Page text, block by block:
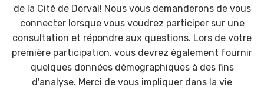
de la Cité de Dorval! Nous vous demanderons de vous
connecter lorsque vous voudrez participer sur une
consultation et répondre aux questions. Lors de votre
première participation, vous devrez également fournir
quelques données démographiques à des fins
d'analyse. Merci de vous impliquer dans la vie